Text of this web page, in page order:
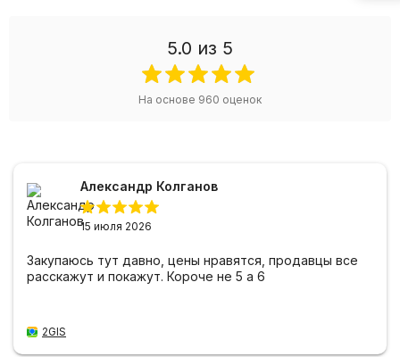
5.0 из 5
На основе 960 оценок
Александр Колганов
15 июля 2026
Закупаюсь тут давно, цены нравятся, продавцы все
расскажут и покажут. Короче не 5 а 6
2GIS